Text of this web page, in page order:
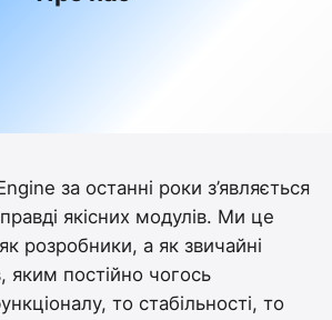
за останні роки з’являється
якісних модулів. Ми це
розробники, а як звичайні
яким постійно чогось
то стабільності, то